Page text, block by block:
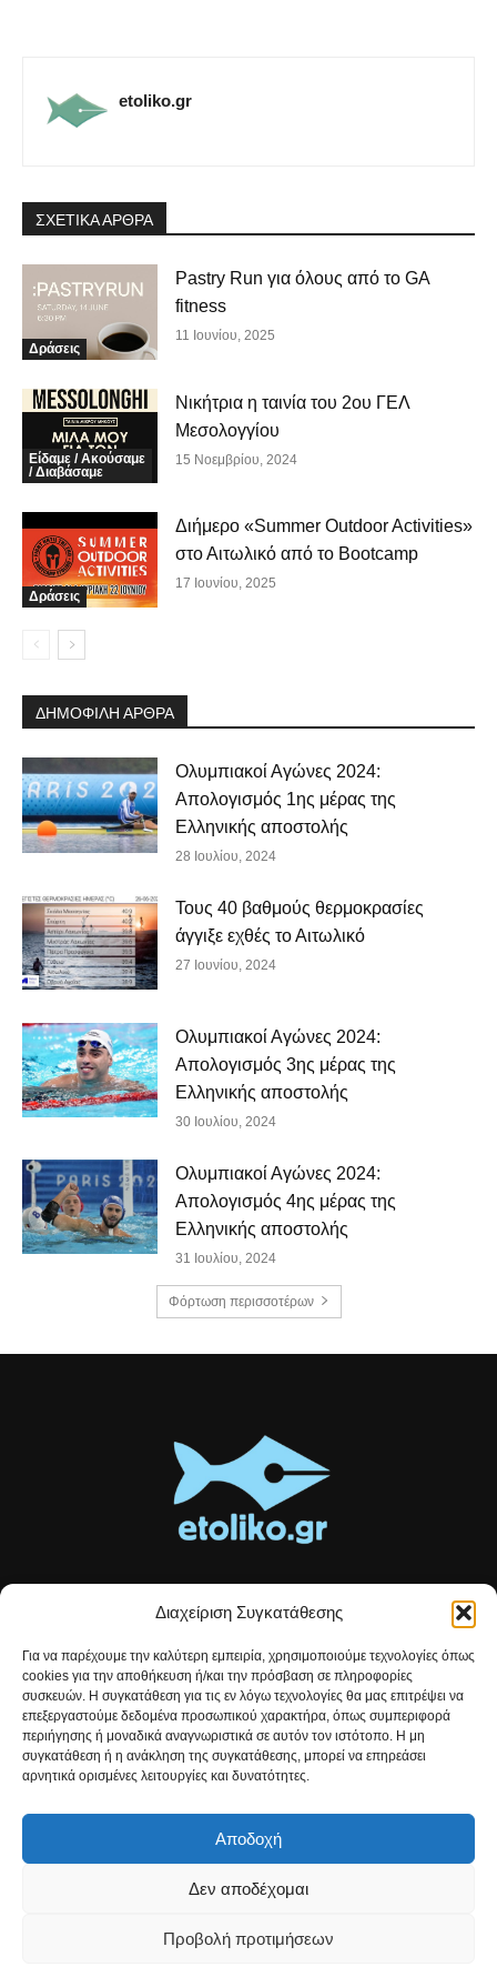
Διαχείριση Συγκατάθεσης
Για να παρέχουμε την καλύτερη εμπειρία, χρησιμοποιούμε τεχνολογίες όπως
cookies για την αποθήκευση ή/και την πρόσβαση σε πληροφορίες
συσκευών. Η συγκατάθεση για τις εν λόγω τεχνολογίες θα μας επιτρέψει να
επεξεργαστούμε δεδομένα προσωπικού χαρακτήρα, όπως συμπεριφορά
περιήγησης ή μοναδικά αναγνωριστικά σε αυτόν τον ιστότοπο. Η μη
συγκατάθεση ή η ανάκληση της συγκατάθεσης, μπορεί να επηρεάσει
αρνητικά ορισμένες λειτουργίες και δυνατότητες.
Αποδοχή
Δεν αποδέχομαι
Προβολή προτιμήσεων
etoliko.gr
ΣΧΕΤΙΚΑ ΑΡΘΡΑ
Δράσεις
Pastry Run για όλους από το GA
fitness
11 Ιουνίου, 2025
Είδαμε / Ακούσαμε
/ Διαβάσαμε
Νικήτρια η ταινία του 2ου ΓΕΛ
Μεσολογγίου
15 Νοεμβρίου, 2024
Δράσεις
Διήμερο «Summer Outdoor Activities»
στο Αιτωλικό από το Bootcamp
17 Ιουνίου, 2025
ΔΗΜΟΦΙΛΗ ΑΡΘΡΑ
Ολυμπιακοί Αγώνες 2024:
Απολογισμός 1ης μέρας της
Ελληνικής αποστολής
28 Ιουλίου, 2024
Τους 40 βαθμούς θερμοκρασίες
άγγιξε εχθές το Αιτωλικό
27 Ιουνίου, 2024
Ολυμπιακοί Αγώνες 2024:
Απολογισμός 3ης μέρας της
Ελληνικής αποστολής
30 Ιουλίου, 2024
Ολυμπιακοί Αγώνες 2024:
Απολογισμός 4ης μέρας της
Ελληνικής αποστολής
31 Ιουλίου, 2024
Φόρτωση περισσοτέρων
Τοπικές ειδήσεις, αναλύσεις και ιστορίες από το Αιτωλικό
Αρθρογραφία που συνδέει, εμπνέει και ενημερώνει.
Επικοινωνήστε μαζί μας:etolikogr@gmail.com
ΒΡΕΙΤΕ ΜΑΣ